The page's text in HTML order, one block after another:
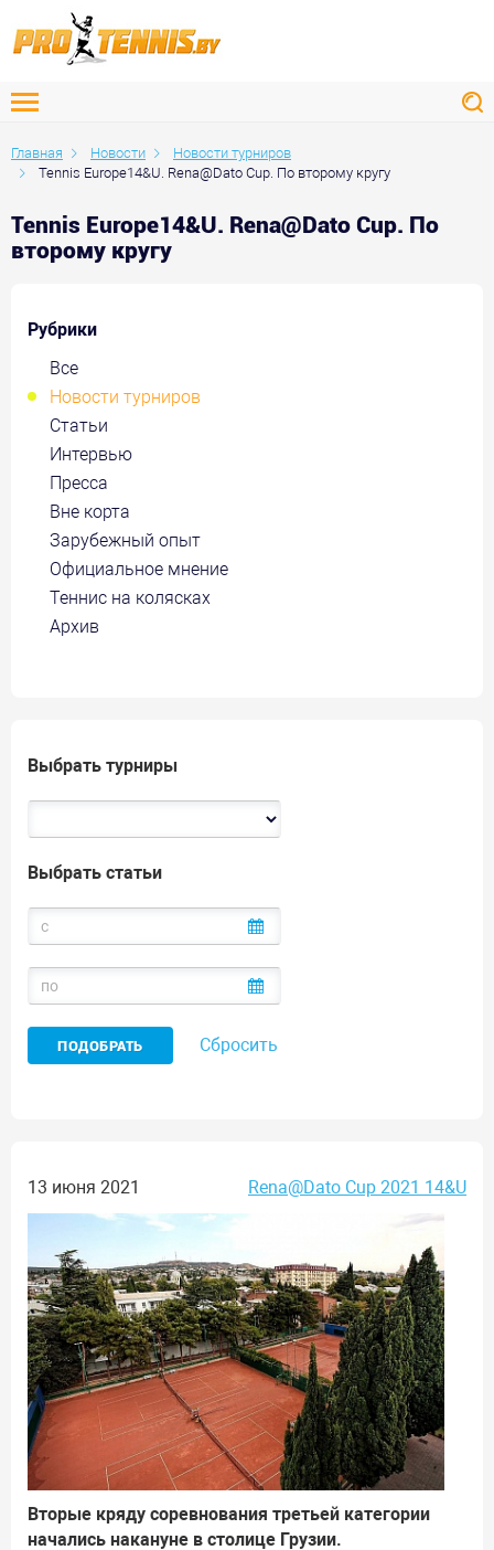
Главная Новости
Новости турниров
Tennis Europe14&U. Rena@Dato Cup. По второму кругу
Tennis Europe14&U. Rena@Dato Cup. По
второму кругу
Рубрики
Все
Новости турниров
Статьи
Интервью
Пресса
Вне корта
Зарубежный опыт
Официальное мнение
Теннис на колясках
Архив
Выбрать турниры
Выбрать статьи
Сбросить
13 июня 2021 Rena@Dato Cup 2021 14&U
Вторые кряду соревнования третьей категории
начались накануне в столице Грузии.